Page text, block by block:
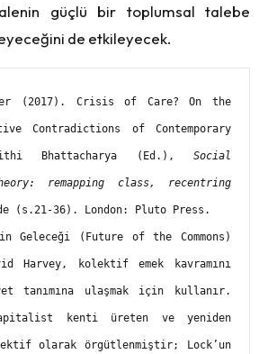
güçlü bir toplumsal talebe
de etkileyecek.
(2017). Crisis of Care? On the
Contradictions of Contemporary
Bhattacharya (Ed.), Social
remapping class, recentring
(s.21-36). London: Pluto Press.
Geleceği (Future of the Commons)
Harvey, kolektif emek kavramını
tanımına ulaşmak için kullanır.
kenti üreten ve yeniden
olarak örgütlenmiştir; Lock’un